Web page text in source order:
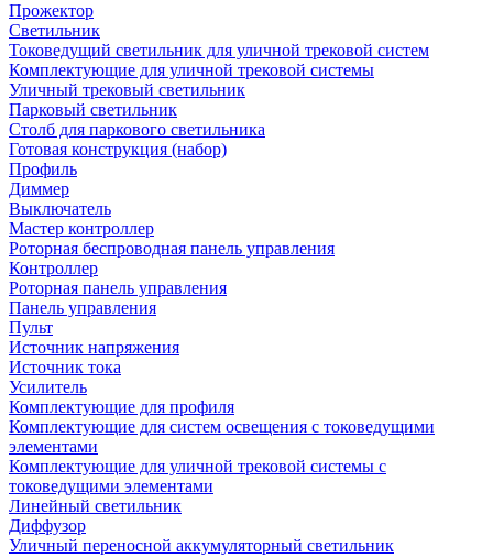
Прожектор
Светильник
Токоведущий светильник для уличной трековой систем
Комплектующие для уличной трековой системы
Уличный трековый светильник
Парковый светильник
Столб для паркового светильника
Готовая конструкция (набор)
Профиль
Диммер
Выключатель
Мастер контроллер
Роторная беспроводная панель управления
Контроллер
Роторная панель управления
Панель управления
Пульт
Источник напряжения
Источник тока
Усилитель
Комплектующие для профиля
Комплектующие для систем освещения с токоведущими
элементами
Комплектующие для уличной трековой системы с
токоведущими элементами
Линейный светильник
Диффузор
Уличный переносной аккумуляторный светильник